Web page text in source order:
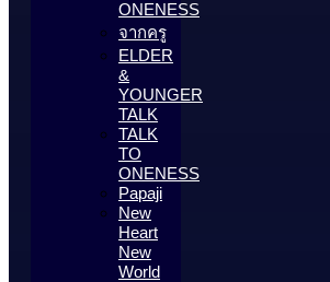
ONENESS
จากครู
ELDER
&
YOUNGER
TALK
TALK
TO
ONENESS
Papaji
New
Heart
New
World